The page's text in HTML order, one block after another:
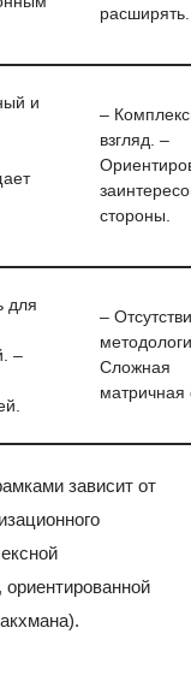
расширять.
и
–
взгляд. –
стороны.
для
–
–
Сложная
зависит от